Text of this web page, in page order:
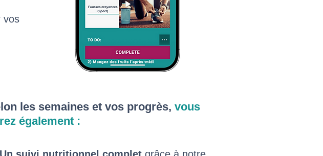
vos
les semaines et vos progrès, vous
également :